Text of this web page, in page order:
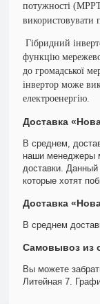
потужності
використовувати
Гібридний
функцію
до громадської
інвертор може
електроенергію.
Доставка
В среднем,
наши менеджеры
доставки.
которые хотят
Доставка
В среднем
Самовывоз из
Вы можете
Литейная 7.